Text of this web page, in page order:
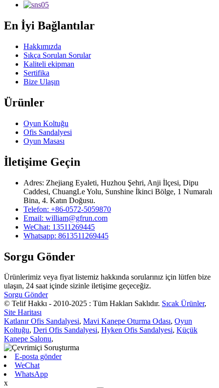
En İyi Bağlantılar
Hakkımızda
Sıkça Sorulan Sorular
Kaliteli ekipman
Sertifika
Bize Ulaşın
Ürünler
Oyun Koltuğu
Ofis Sandalyesi
Oyun Masası
İletişime Geçin
Adres: Zhejiang Eyaleti, Huzhou Şehri, Anji İlçesi, Dipu
Caddesi, ChuangLe Yolu, Sunshine İkinci Bölge, 1 Numaralı
Bina, 4. Katın Doğusu.
Telefon: +86-0572-5059870
Email: william@gfrun.com
WeChat: 13511269445
Whatsapp: 8613511269445
Sorgu Gönder
Ürünlerimiz veya fiyat listemiz hakkında sorularınız için lütfen bize
ulaşın, 24 saat içinde sizinle iletişime geçeceğiz.
Sorgu Gönder
© Telif Hakkı - 2010-2025 : Tüm Hakları Saklıdır. Sıcak Ürünler,
Site Haritası
Katlanır Ofis Sandalyesi, Mavi Kanepe Oturma Odası, Oyun
Koltuğu, Deri Ofis Sandalyesi, Hyken Ofis Sandalyesi, Küçük
Kanepe Salonu,
E-posta gönder
WeChat
WhatsApp
x